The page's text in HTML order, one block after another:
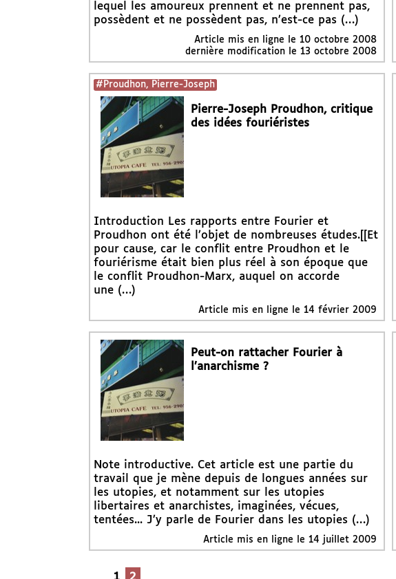
lequel les amoureux prennent et ne prennent pas,
possèdent et ne possèdent pas, n’est-ce pas (…)
Article mis en ligne le 10 octobre 2008
dernière modification le 13 octobre 2008
#Proudhon, Pierre-Joseph
Pierre-Joseph Proudhon, critique
des idées fouriéristes
Introduction Les rapports entre Fourier et
Proudhon ont été l’objet de nombreuses études.[[Et
pour cause, car le conflit entre Proudhon et le
fouriérisme était bien plus réel à son époque que
le conflit Proudhon-Marx, auquel on accorde
une (…)
Article mis en ligne le 14 février 2009
Peut-on rattacher Fourier à
l’anarchisme ?
Note introductive. Cet article est une partie du
travail que je mène depuis de longues années sur
les utopies, et notamment sur les utopies
libertaires et anarchistes, imaginées, vécues,
tentées... J’y parle de Fourier dans les utopies (…)
Article mis en ligne le 14 juillet 2009